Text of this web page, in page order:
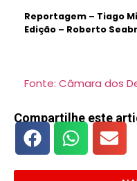
Reportagem – Tiago
Edição – Roberto
Fonte: Câmara dos
Compartilhe este